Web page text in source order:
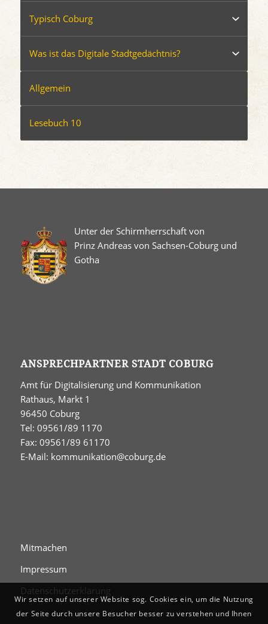
Typisch Coburg
Was ist das Digitale Stadtgedächtnis?
Allgemein
Lesebuch 10
Unter der Schirmherrschaft von
Prinz Andreas von Sachsen-Coburg und
Gotha
ANSPRECHPARTNER STADT COBURG
Amt für Digitalisierung und Kommunikation
Rathaus, Markt 1
96450 Coburg
Tel: 09561/89 1170
Fax: 09561/89 61170
E-Mail: kommunikation@coburg.de
Mitmachen
Impressum
Datenschutzerklärung
Wir setzen auf unserer Website sog. Cookies ein, um die Nutzung
der Seite durch unsere Besucher besser zu verstehen und Ihnen